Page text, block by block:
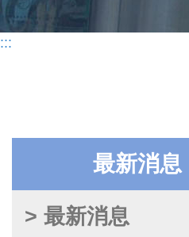
:::
最新消息
> 最新消息